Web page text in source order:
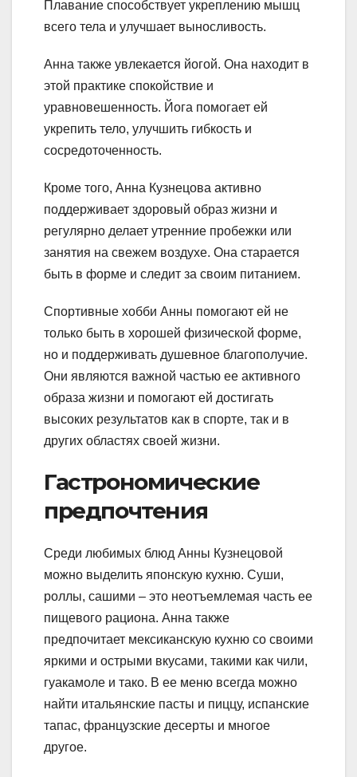
Плавание способствует укреплению мышц
всего тела и улучшает выносливость.
Анна также увлекается йогой. Она находит в
этой практике спокойствие и
уравновешенность. Йога помогает ей
укрепить тело, улучшить гибкость и
сосредоточенность.
Кроме того, Анна Кузнецова активно
поддерживает здоровый образ жизни и
регулярно делает утренние пробежки или
занятия на свежем воздухе. Она старается
быть в форме и следит за своим питанием.
Спортивные хобби Анны помогают ей не
только быть в хорошей физической форме,
но и поддерживать душевное благополучие.
Они являются важной частью ее активного
образа жизни и помогают ей достигать
высоких результатов как в спорте, так и в
других областях своей жизни.
Гастрономические
предпочтения
Среди любимых блюд Анны Кузнецовой
можно выделить японскую кухню. Суши,
роллы, сашими – это неотъемлемая часть ее
пищевого рациона. Анна также
предпочитает мексиканскую кухню со своими
яркими и острыми вкусами, такими как чили,
гуакамоле и тако. В ее меню всегда можно
найти итальянские пасты и пиццу, испанские
тапас, французские десерты и многое
другое.